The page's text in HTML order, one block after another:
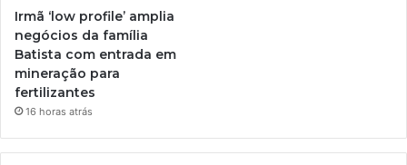
Irmã ‘low profile’ amplia
negócios da família
Batista com entrada em
mineração para
fertilizantes
16 horas atrás